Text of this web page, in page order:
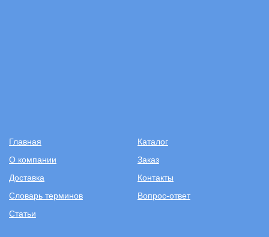
Главная
Каталог
О компании
Заказ
Доставка
Контакты
Словарь терминов
Вопрос-ответ
Статьи